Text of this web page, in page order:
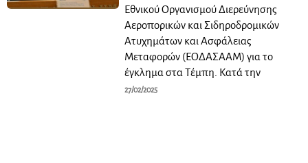
Εθνικού Οργανισμού Διερεύνησης
Αεροπορικών και Σιδηροδρομικών
Ατυχημάτων και Ασφάλειας
Μεταφορών (ΕΟΔΑΣΑΑΜ) για το
έγκλημα στα Τέμπη. Κατά την
27/02/2025